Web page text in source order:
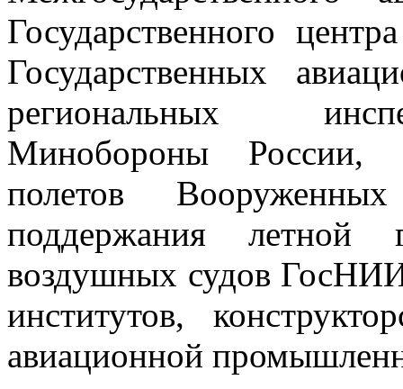
Государственного
Государственных
региональных
Минобороны России,
полетов
поддержания летной
воздушных судов
институтов,
авиационной